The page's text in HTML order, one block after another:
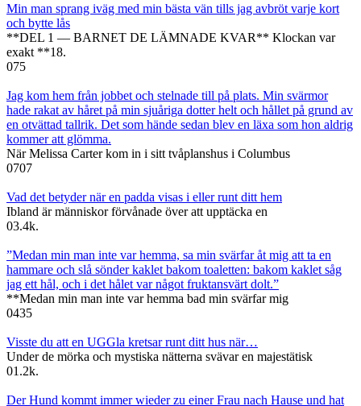
Min man sprang iväg med min bästa vän tills jag avbröt varje kort
och bytte lås
**DEL 1 — BARNET DE LÄMNADE KVAR** Klockan var
exakt **18.
075
Jag kom hem från jobbet och stelnade till på plats. Min svärmor
hade rakat av håret på min sjuåriga dotter helt och hållet på grund av
en otvättad tallrik. Det som hände sedan blev en läxa som hon aldrig
kommer att glömma.
När Melissa Carter kom in i sitt tvåplanshus i Columbus
0707
Vad det betyder när en padda visas i eller runt ditt hem
Ibland är människor förvånade över att upptäcka en
03.4k.
”Medan min man inte var hemma, sa min svärfar åt mig att ta en
hammare och slå sönder kaklet bakom toaletten: bakom kaklet såg
jag ett hål, och i det hålet var något fruktansvärt dolt.”
**Medan min man inte var hemma bad min svärfar mig
0435
Visste du att en UGGla kretsar runt ditt hus när…
Under de mörka och mystiska nätterna svävar en majestätisk
01.2k.
Der Hund kommt immer wieder zu einer Frau nach Hause und hat